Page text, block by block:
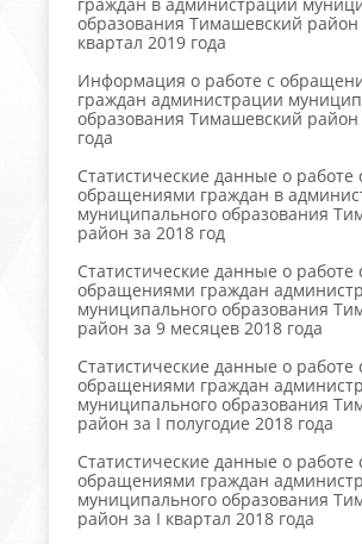
образования Тимашевский район
квартал 2019 года
Информация о работе с
граждан администрации
образования Тимашевский район
года
Статистические данные о работе
обращениями граждан в
муниципального образования
район за 2018 год
Статистические данные о работе
обращениями граждан
муниципального образования
район за 9 месяцев 2018 года
Статистические данные о работе
обращениями граждан
муниципального образования
район за I полугодие 2018 года
Статистические данные о работе
обращениями граждан
муниципального образования
район за I квартал 2018 года